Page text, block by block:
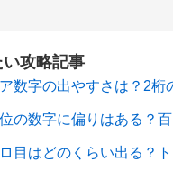
攻略記事
数字の出やすさは？2桁
の数字に偏りはある？
目はどのくらい出る？